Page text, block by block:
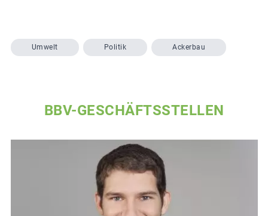
Umwelt Politik Ackerbau
BBV-GESCHÄFTSSTELLEN